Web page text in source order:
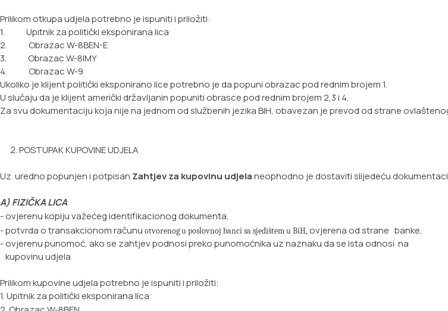
Prilikom otkupa udjela potrebno je ispuniti i priložiti:
1. Upitnik za politički eksponirana lica
2. Obrazac W-8BEN-E
3. Obrazac W-8IMY
4. Obrazac W-9
Ukoliko je klijent politički eksponirano lice potrebno je da popuni obrazac pod rednim brojem 1.
U slučaju da je klijent američki državljanin popuniti obrasce pod rednim brojem 2,3 i 4.
Za svu dokumentaciju koja nije na jednom od službenih jezika BIH, obavezan je prevod od strane
POSTUPAK KUPOVINE UDJELA
Uz uredno popunjen i potpisan Zahtjev za kupovinu udjelaneophodno je dostaviti slijedeću
A) FIZIČKA LICA
- ovjerenu kopiju važećeg identifikacionog dokumenta,
- potvrda o transakcionom računu otvorenog u poslovnoj banci sa sjedištem u BiH, ovjerena od strane banke,
- ovjerenu punomoć, ako se zahtjev podnosi preko punomoćnika uz naznaku da se ista odnosi na
kupovinu udjela
Prilikom kupovine udjela potrebno je ispuniti i priložiti:
1. Upitnik za politički eksponirana lica